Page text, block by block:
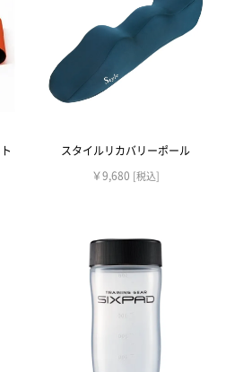
スタイルリカバリーポール
￥9,680 [税込]